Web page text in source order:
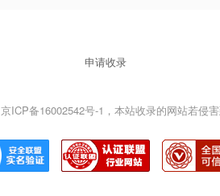
申请收录
京ICP备16002542号-1，本站收录的网站若侵